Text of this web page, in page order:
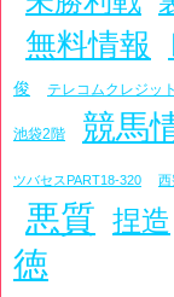
無料情報
俊
テレコムクレジッ
池袋2階 競馬
ツバセスPART18-320 西
悪質 捏造
徳